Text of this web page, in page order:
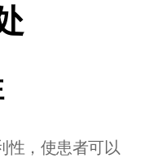
性，使患者可以